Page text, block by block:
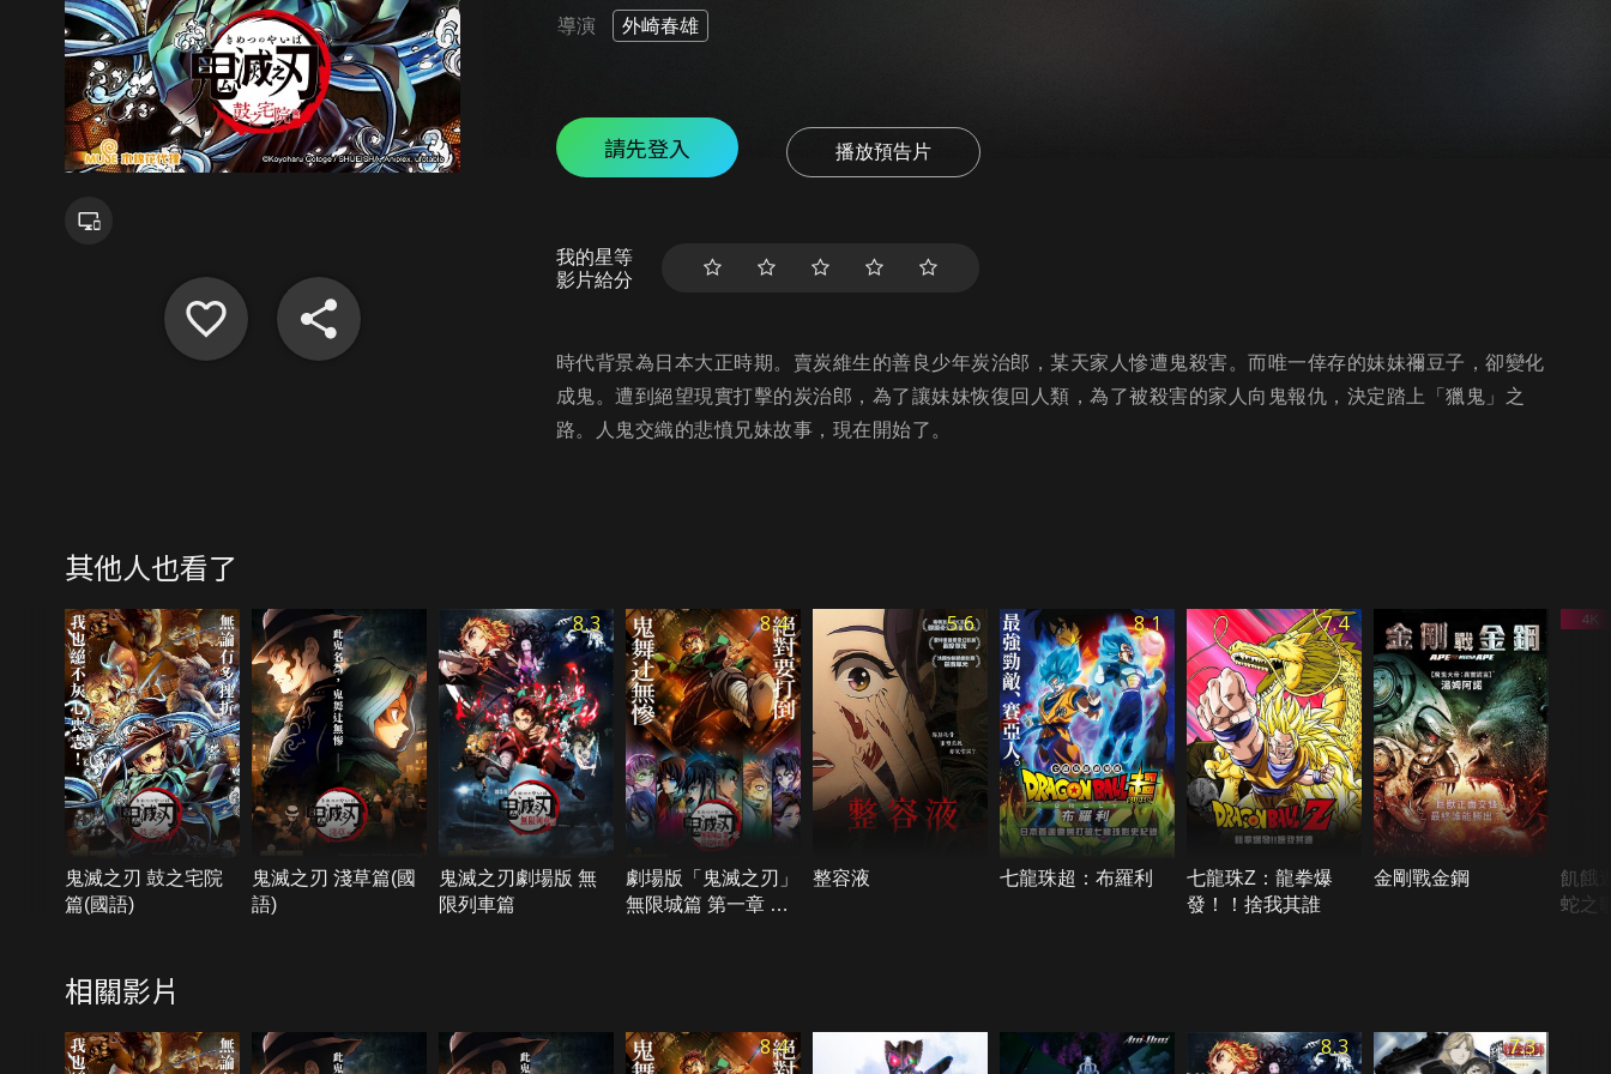
導演 外崎春雄
請先登入 播放預告片
我的星等
影片給分
時代背景為日本大正時期。賣炭維生的善良少年炭治郎，某天家人慘遭鬼殺害。而唯一倖存的妹妹禰豆子，卻變化
成鬼。遭到絕望現實打擊的炭治郎，為了讓妹妹恢復回人類，為了被殺害的家人向鬼報仇，決定踏上「獵鬼」之
路。人鬼交織的悲憤兄妹故事，現在開始了。
其他人也看了
鬼滅之刃 鼓之宅院
篇(國語)
鬼滅之刃 淺草篇(國
語)
8.3
鬼滅之刃劇場版 無
限列車篇
8.4
劇場版「鬼滅之刃」
無限城篇 第一章 猗
5.6
整容液
8.1
七龍珠超：布羅利
7.4
七龍珠Z：龍拳爆
發！！捨我其誰
金剛戰金鋼
飢餓
蛇之
相關影片
8.4 8.3 7.3